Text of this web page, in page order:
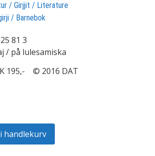
/ Girjjit / Literature
/ Barnebok
81 3
/ på lulesamiska
195,- © 2016 DAT
handlekurv